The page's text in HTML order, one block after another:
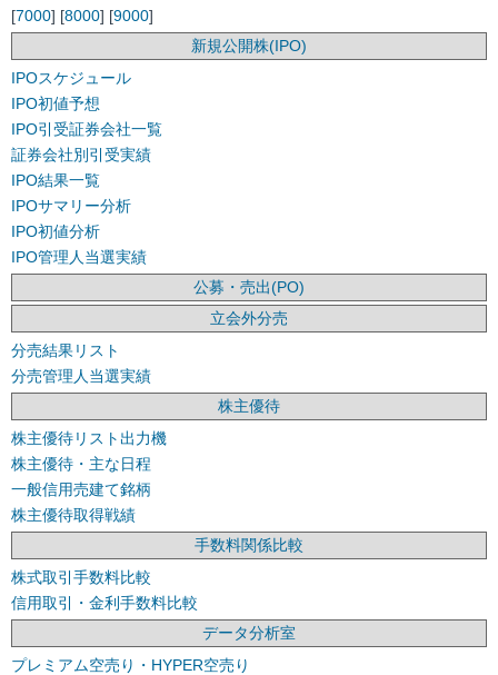
[7000] [8000] [9000]
新規公開株(IPO)
IPOスケジュール
IPO初値予想
IPO引受証券会社一覧
証券会社別引受実績
IPO結果一覧
IPOサマリー分析
IPO初値分析
IPO管理人当選実績
公募・売出(PO)
立会外分売
分売結果リスト
分売管理人当選実績
株主優待
株主優待リスト出力機
株主優待・主な日程
一般信用売建て銘柄
株主優待取得戦績
手数料関係比較
株式取引手数料比較
信用取引・金利手数料比較
データ分析室
プレミアム空売り・HYPER空売り